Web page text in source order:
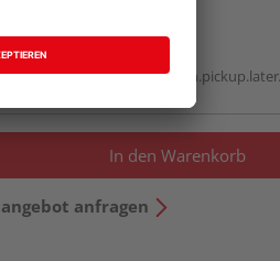
Vorbestellung:
In den Warenkorb
anfragen